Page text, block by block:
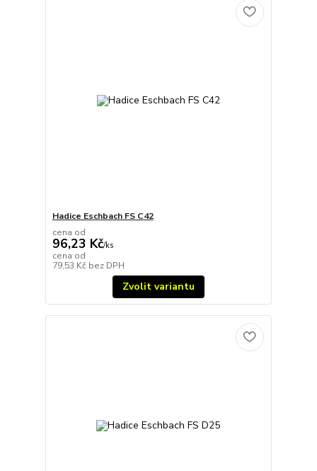
Hadice Eschbach FS C42
cena od
96,23 Kč/ks
cena od
79,53 Kč bez DPH
Zvolit variantu